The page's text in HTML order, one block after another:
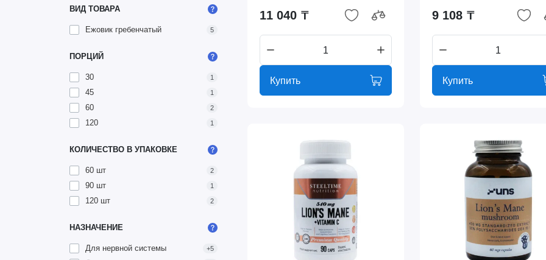
ВИД ТОВАРА
Ежовик гребенчатый 5
ПОРЦИЙ
30 1
45 1
60 2
120 1
КОЛИЧЕСТВО В УПАКОВКЕ
60 шт 2
90 шт 1
120 шт 2
НАЗНАЧЕНИЕ
Для нервной системы +5
11 040 ₸
Купить
9 108 ₸
Купить